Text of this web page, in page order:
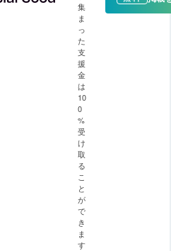
集
ま
っ
た
支
援
金
は
10
0
%
受
け
取
る
こ
と
が
で
き
ま
す